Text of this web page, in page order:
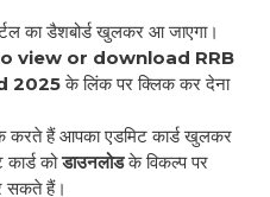
का डैशबोर्ड खुलकर आ जाएगा।
view or download RRB
2025के लिंक पर क्लिक कर देना
करते हैं आपका एडमिट कार्ड खुलकर
कोडाउनलोडके विकल्प पर
सकते हैं।